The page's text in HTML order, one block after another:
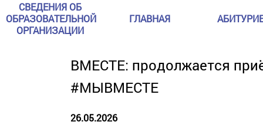
СВЕДЕНИЯ ОБ
ОБРАЗОВАТЕЛЬНОЙ
ОРГАНИЗАЦИИ
ГЛАВНАЯ
ВМЕСТЕ: продолжается
#МЫВМЕСТЕ
26.05.2026